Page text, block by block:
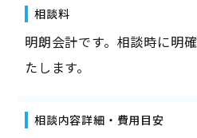
相談料
明朗会計です。相談時に明
たします。
相談内容詳細・費用目安